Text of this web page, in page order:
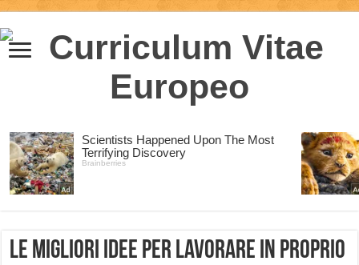
Le migliori Idee per lavorare in proprio